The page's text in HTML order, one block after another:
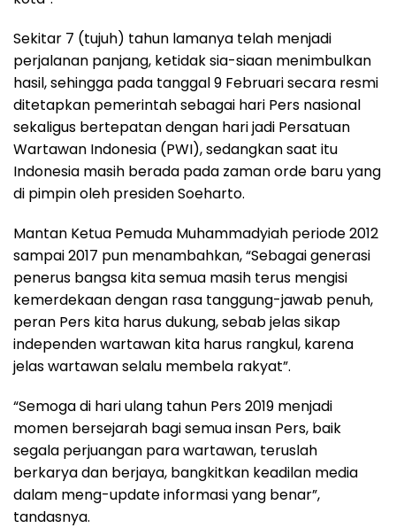
Sekitar 7 (tujuh) tahun lamanya telah menjadi
perjalanan panjang, ketidak sia-siaan menimbulkan
hasil, sehingga pada tanggal 9 Februari secara resmi
ditetapkan pemerintah sebagai hari Pers nasional
sekaligus bertepatan dengan hari jadi Persatuan
Wartawan Indonesia (PWI), sedangkan saat itu
Indonesia masih berada pada zaman orde baru yang
di pimpin oleh presiden Soeharto.
Mantan Ketua Pemuda Muhammadyiah periode 2012
sampai 2017 pun menambahkan, “Sebagai generasi
penerus bangsa kita semua masih terus mengisi
kemerdekaan dengan rasa tanggung-jawab penuh,
peran Pers kita harus dukung, sebab jelas sikap
independen wartawan kita harus rangkul, karena
jelas wartawan selalu membela rakyat”.
“Semoga di hari ulang tahun Pers 2019 menjadi
momen bersejarah bagi semua insan Pers, baik
segala perjuangan para wartawan, teruslah
berkarya dan berjaya, bangkitkan keadilan media
dalam meng-update informasi yang benar”,
tandasnya.